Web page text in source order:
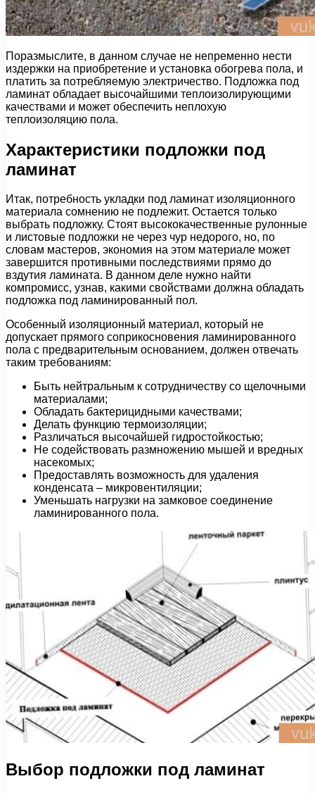
Поразмыслите, в данном случае не непременно нести
издержки на приобретение и установка обогрева пола, и
платить за потребляемую электричество. Подложка под
ламинат обладает высочайшими теплоизолирующими
качествами и может обеспечить неплохую
теплоизоляцию пола.
Характеристики подложки под
ламинат
Итак, потребность укладки под ламинат изоляционного
материала сомнению не подлежит. Остается только
выбрать подложку. Стоят высококачественные рулонные
и листовые подложки не через чур недорого, но, по
словам мастеров, экономия на этом материале может
завершится противными последствиями прямо до
вздутия ламината. В данном деле нужно найти
компромисс, узнав, какими свойствами должна обладать
подложка под ламинированный пол.
Особенный изоляционный материал, который не
допускает прямого соприкосновения ламинированного
пола с предварительным основанием, должен отвечать
таким требованиям:
Быть нейтральным к сотрудничеству со щелочными
материалами;
Обладать бактерицидными качествами;
Делать функцию термоизоляции;
Различаться высочайшей гидростойкостью;
Не содействовать размножению мышей и вредных
насекомых;
Предоставлять возможность для удаления
конденсата – микровентиляции;
Уменьшать нагрузки на замковое соединение
ламинированного пола.
Выбор подложки под ламинат